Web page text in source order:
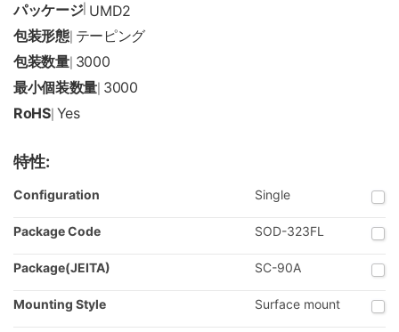
パッケージ| UMD2
包装形態| テーピング
包装数量| 3000
最小個装数量 3000
RoHS| Yes
特性:
Configuration Single
Package Code SOD-323FL
Package(JEITA) SC-90A
Mounting Style Surface mount